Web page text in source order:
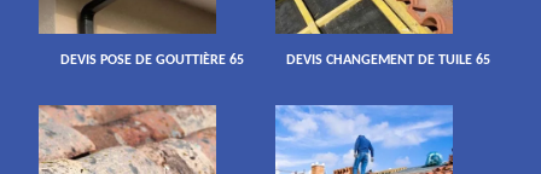
DEVIS POSE DE GOUTTIÈRE 65 DEVIS CHANGEMENT DE TUILE 65